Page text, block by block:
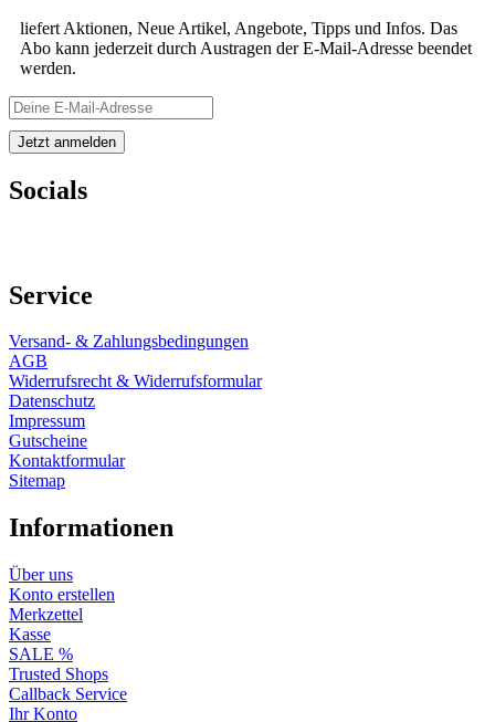
liefert Aktionen, Neue Artikel, Angebote, Tipps und Infos. Das
Abo kann jederzeit durch Austragen der E-Mail-Adresse beendet
werden.
Socials
Service
Versand- & Zahlungsbedingungen
AGB
Widerrufsrecht & Widerrufsformular
Datenschutz
Impressum
Gutscheine
Kontaktformular
Sitemap
Informationen
Über uns
Konto erstellen
Merkzettel
Kasse
SALE %
Trusted Shops
Callback Service
Ihr Konto